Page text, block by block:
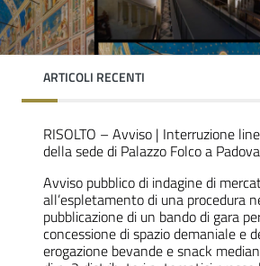
ARTICOLI RECENTI
RISOLTO – Avviso | Interruzione
della sede di Palazzo Folco a Padova
Avviso pubblico di indagine di
all’espletamento di una procedura
pubblicazione di un bando di gara
concessione di spazio demaniale e
erogazione bevande e snack